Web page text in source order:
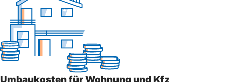
Umbaukosten für Wohnung und Kfz